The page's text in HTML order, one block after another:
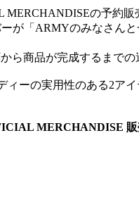
の予約販
が「ARMYのみなさん
ら商品が完成するまで
ーの実用性のある2ア
MERCHANDISE 販